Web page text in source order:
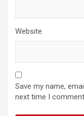
Website
Save my name,
next time I